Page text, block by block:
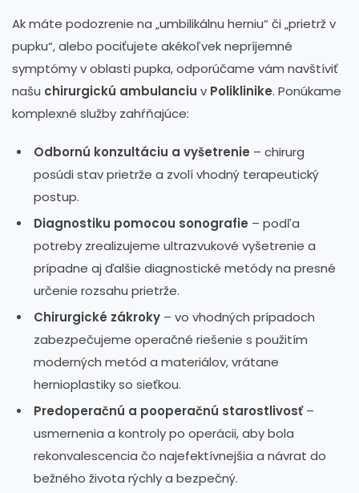
Ak máte podozrenie na „umbilikálnu herniu“ či „prietrž v
pupku“, alebo pociťujete akékoľvek nepríjemné
symptómy v oblasti pupka, odporúčame vám navštíviť
našu chirurgickú ambulanciu v Poliklinike. Ponúkame
komplexné služby zahŕňajúce:
Odbornú konzultáciu a vyšetrenie – chirurg
posúdi stav prietrže a zvolí vhodný terapeutický
postup.
Diagnostiku pomocou sonografie – podľa
potreby zrealizujeme ultrazvukové vyšetrenie a
prípadne aj ďalšie diagnostické metódy na presné
určenie rozsahu prietrže.
Chirurgické zákroky – vo vhodných prípadoch
zabezpečujeme operačné riešenie s použitím
moderných metód a materiálov, vrátane
hernioplastiky so sieťkou.
Predoperačnú a pooperačnú starostlivosť–
usmernenia a kontroly po operácii, aby bola
rekonvalescencia čo najefektívnejšia a návrat do
bežného života rýchly a bezpečný.